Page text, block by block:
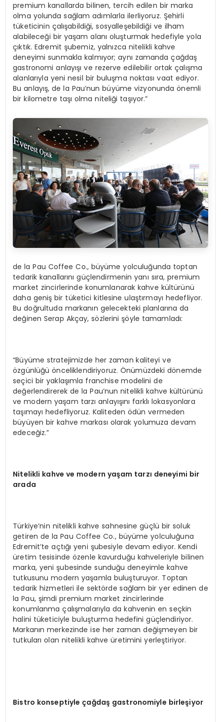
premium kanallarda bilinen, tercih edilen bir marka
olma yolunda sağlam adımlarla ilerliyoruz. Şehirli
tüketicinin çalışabildiği, sosyalleşebildiği ve ilham
alabileceği bir yaşam alanı oluşturmak hedefiyle yola
çıktık. Edremit şubemiz, yalnızca nitelikli kahve
deneyimi sunmakla kalmıyor; aynı zamanda çağdaş
gastronomi anlayışı ve rezerve edilebilir ortak çalışma
alanlarıyla yeni nesil bir buluşma noktası vaat ediyor.
Bu anlayış, de la Pau’nun büyüme vizyonunda önemli
bir kilometre taşı olma niteliği taşıyor.”
de la Pau Coffee Co., büyüme yolculuğunda toptan
tedarik kanallarını güçlendirmenin yanı sıra, premium
market zincirlerinde konumlanarak kahve kültürünü
daha geniş bir tüketici kitlesine ulaştırmayı hedefliyor.
Bu doğrultuda markanın gelecekteki planlarına da
değinen Serap Akçay, sözlerini şöyle tamamladı:
“Büyüme stratejimizde her zaman kaliteyi ve
özgünlüğü önceliklendiriyoruz. Önümüzdeki dönemde
seçici bir yaklaşımla franchise modelini de
değerlendirerek de la Pau’nun nitelikli kahve kültürünü
ve modern yaşam tarzı anlayışını farklı lokasyonlara
taşımayı hedefliyoruz. Kaliteden ödün vermeden
büyüyen bir kahve markası olarak yolumuza devam
edeceğiz.”
Nitelikli kahve ve modern yaşam tarzı deneyimi bir
arada
Türkiye’nin nitelikli kahve sahnesine güçlü bir soluk
getiren de la Pau Coffee Co., büyüme yolculuğuna
Edremit’te açtığı yeni şubesiyle devam ediyor. Kendi
üretim tesisinde özenle kavurduğu kahveleriyle bilinen
marka, yeni şubesinde sunduğu deneyimle kahve
tutkusunu modern yaşamla buluşturuyor. Toptan
tedarik hizmetleri ile sektörde sağlam bir yer edinen de
la Pau, şimdi premium market zincirlerinde
konumlanma çalışmalarıyla da kahvenin en seçkin
halini tüketiciyle buluşturma hedefini güçlendiriyor.
Markanın merkezinde ise her zaman değişmeyen bir
tutkuları olan nitelikli kahve üretimini yerleştiriyor.
Bistro konseptiyle çağdaş gastronomiyle birleşiyor